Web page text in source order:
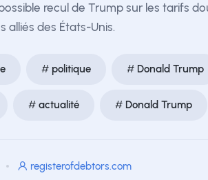
recul de Trump sur les tarifs
alliés des États-Unis.
politique Donald Trump
actualité Donald Trump
registerofdebtors.com